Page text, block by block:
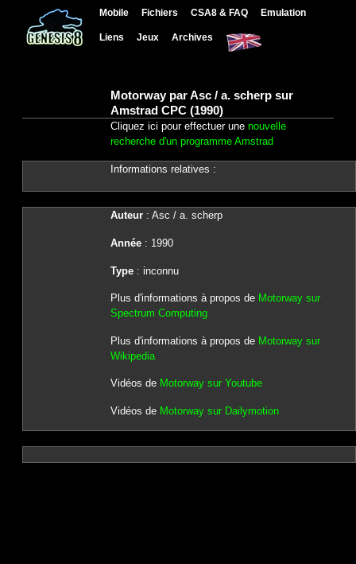
Mobile Fichiers CSA8 & FAQ Emulation
Liens Jeux Archives
Motorway par Asc / a. scherp sur
Amstrad CPC (1990)
Cliquez ici pour effectuer une nouvelle
recherche d'un programme Amstrad
Informations relatives :
Auteur: Asc / a. scherp
Année: 1990
Type: inconnu
Plus d'informations à propos de Motorway sur
Spectrum Computing
Plus d'informations à propos de Motorway sur
Wikipedia
Vidéos de Motorway sur Youtube
Vidéos de Motorway sur Dailymotion